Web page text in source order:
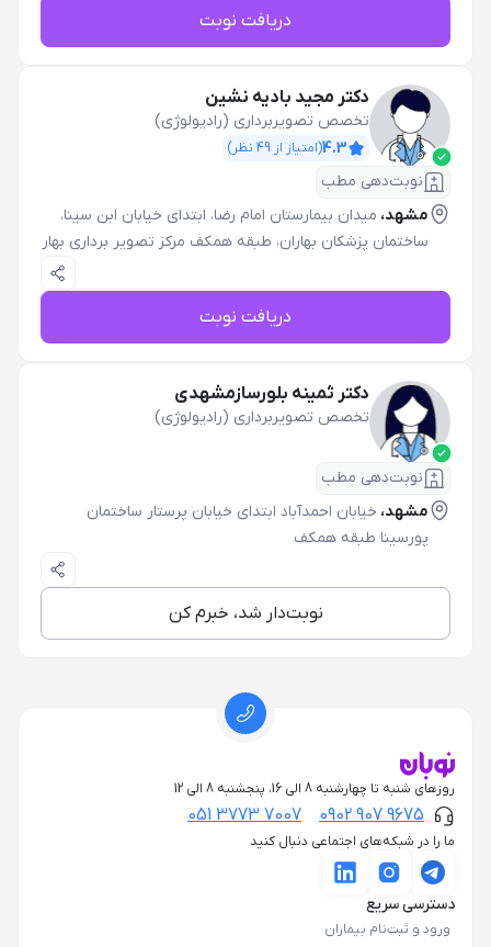
دریافت نوبت
دکتر مجید بادیه نشین
تخصص تصویربرداری (رادیولوژی)
4.3(امتیاز از 49 نظر)
نوبت‌دهی مطب
مشهد، میدان بیمارستان امام رضا، ابتدای خیابان ابن سینا،
ساختمان پزشکان بهاران، طبقه همکف مرکز تصویر برداری بهار
دریافت نوبت
دکتر ثمینه بلورسازمشهدی
تخصص تصویربرداری (رادیولوژی)
نوبت‌دهی مطب
مشهد، خیابان احمدآباد ابتدای خیابان پرستار ساختمان
پورسینا طبقه همکف
نوبت‌دار شد، خبرم کن
روزهای شنبه تا چهارشنبه 8 الی 16، پنجشنبه 8 الی 12
0902 907 9675
051 3773 7007
ما را در شبکه‌های اجتماعی دنبال کنید
دسترسی سریع
ورود و ثبت‌نام بیماران